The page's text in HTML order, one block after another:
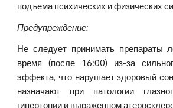
подъема психических и физических
Предупреждение:
Не следует принимать препараты
время (после 16:00) из-за
эффекта, что нарушает здоровый
назначают при патологии
гипертонии и выраженном